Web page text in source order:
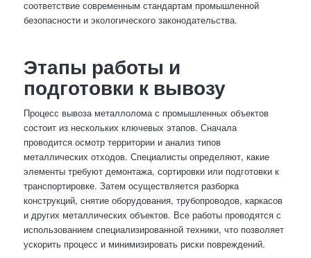
соответствие современным стандартам промышленной
безопасности и экологического законодательства.
Этапы работы и
подготовки к вывозу
Процесс вывоза металлолома с промышленных объектов
состоит из нескольких ключевых этапов. Сначала
проводится осмотр территории и анализ типов
металлических отходов. Специалисты определяют, какие
элементы требуют демонтажа, сортировки или подготовки к
транспортировке. Затем осуществляется разборка
конструкций, снятие оборудования, трубопроводов, каркасов
и других металлических объектов. Все работы проводятся с
использованием специализированной техники, что позволяет
ускорить процесс и минимизировать риски повреждений.